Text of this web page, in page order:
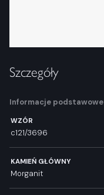
Szczegóły
Informacje podstawowe
WZÓR
c121/3696
KAMIEŃ GŁÓWNY
Morganit